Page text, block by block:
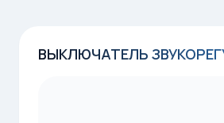
ВЫКЛЮЧАТЕЛЬ